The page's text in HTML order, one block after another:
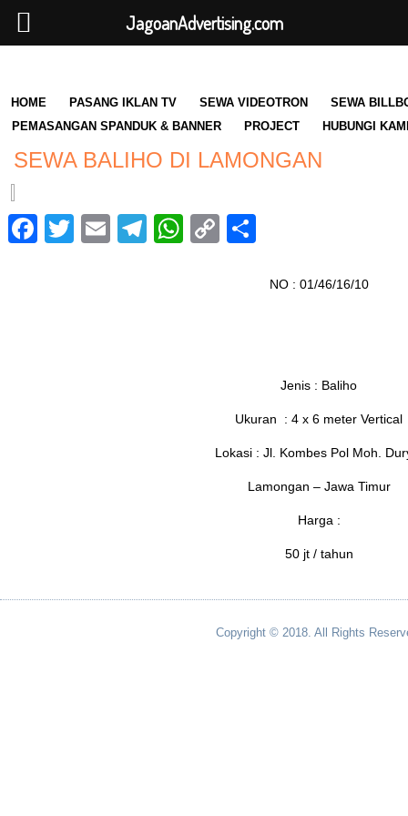
HOME PASANG IKLAN TV SEWA VIDEOTRON
SEWA
PEMASANGAN SPANDUK & BANNER
PROJECT HUBUNGI
SEWA BALIHO DI LAMONGAN
Facebook
Twitter
EmailTelegram
WhatsApp
Copy
Link
NO : 01/46/16/10
Jenis : Baliho
Ukuran : 4 x 6 meter Vertical
Lokasi : Jl. Kombes Pol Moh.
Lamongan – Jawa Timur
Harga :
50 jt / tahun
Copyright © 2018. All Rights
JagoanAdvertising.com